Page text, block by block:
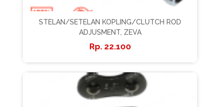
STELAN/SETELAN KOPLING/CLUTCH ROD
ADJUSMENT, ZEVA
22.100